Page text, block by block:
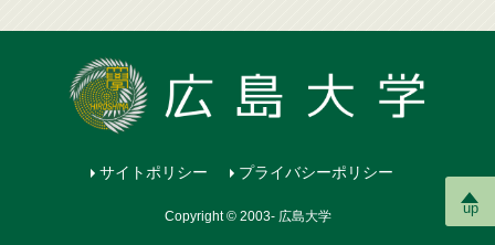
up
サイトポリシー プライバシーポリシー
Copyright © 2003- 広島大学